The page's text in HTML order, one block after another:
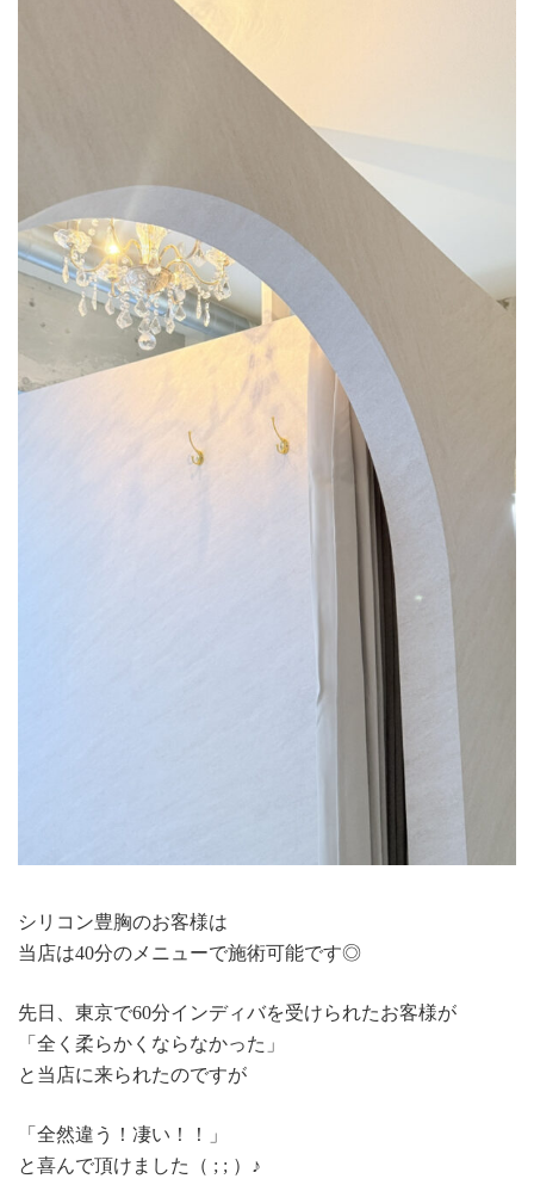
シリコン豊胸のお客様は
当店は40分のメニューで施術可能です◎
先日、東京で60分インディバを受けられたお客様が
「全く柔らかくならなかった」
と当店に来られたのですが
「全然違う！凄い！！」
と喜んで頂けました（ ; ; ）♪